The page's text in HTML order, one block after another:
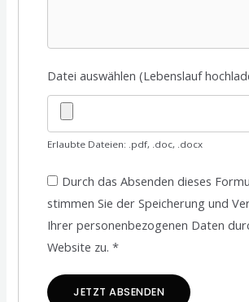
Datei auswählen (Lebenslauf
Erlaubte Dateien: .pdf, .doc, .docx
Durch das Absenden dieses
stimmen Sie der Speicherung und
Ihrer personenbezogenen Daten
Website zu.*